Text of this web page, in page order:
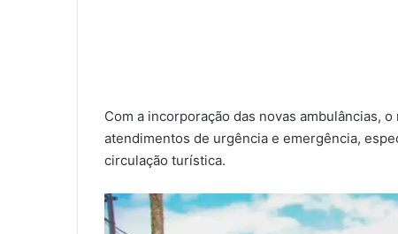
Com a incorporação das novas ambulâncias,
atendimentos de urgência e emergência,
circulação turística.